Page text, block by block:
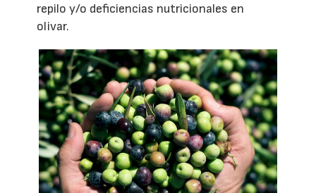
repilo y/o deficiencias nutricionales en
olivar.